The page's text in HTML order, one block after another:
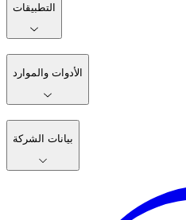
التطبيقات
الأدوات والموارد
بيانات الشركة